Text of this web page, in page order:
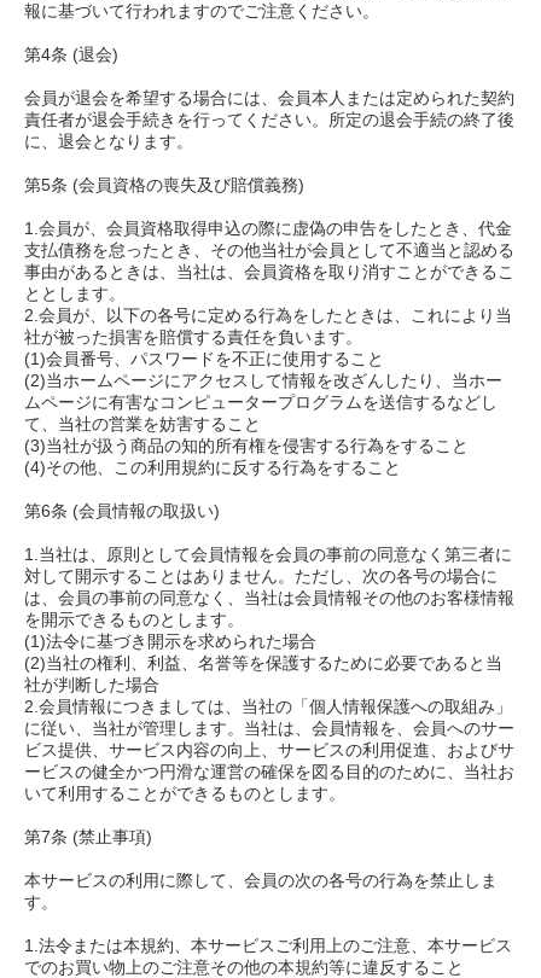
報に基づいて行われますのでご注意ください。
第4条 (退会)
会員が退会を希望する場合には、会員本人または定められた契約
責任者が退会手続きを行ってください。所定の退会手続の終了後
に、退会となります。
第5条 (会員資格の喪失及び賠償義務)
1.会員が、会員資格取得申込の際に虚偽の申告をしたとき、代金
支払債務を怠ったとき、その他当社が会員として不適当と認める
事由があるときは、当社は、会員資格を取り消すことができるこ
ととします。
2.会員が、以下の各号に定める行為をしたときは、これにより当
社が被った損害を賠償する責任を負います。
(1)会員番号、パスワードを不正に使用すること
(2)当ホームページにアクセスして情報を改ざんしたり、当ホー
ムページに有害なコンピュータープログラムを送信するなどし
て、当社の営業を妨害すること
(3)当社が扱う商品の知的所有権を侵害する行為をすること
(4)その他、この利用規約に反する行為をすること
第6条 (会員情報の取扱い)
1.当社は、原則として会員情報を会員の事前の同意なく第三者に
対して開示することはありません。ただし、次の各号の場合に
は、会員の事前の同意なく、当社は会員情報その他のお客様情報
を開示できるものとします。
(1)法令に基づき開示を求められた場合
(2)当社の権利、利益、名誉等を保護するために必要であると当
社が判断した場合
2.会員情報につきましては、当社の「個人情報保護への取組み」
に従い、当社が管理します。当社は、会員情報を、会員へのサー
ビス提供、サービス内容の向上、サービスの利用促進、およびサ
ービスの健全かつ円滑な運営の確保を図る目的のために、当社お
いて利用することができるものとします。
第7条 (禁止事項)
本サービスの利用に際して、会員の次の各号の行為を禁止しま
す。
1.法令または本規約、本サービスご利用上のご注意、本サービス
でのお買い物上のご注意その他の本規約等に違反すること